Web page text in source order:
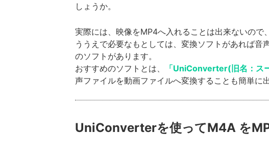
しょうか。
実際には、映像をMP4へ入れることは出来ないの
ううえで必要なもとしては、変換ソフトがあれば
のソフトがあります。
おすすめのソフトとは、
「UniConverter(旧名：ス
声ファイルを動画ファイルへ変換することも簡単に出
UniConverterを使ってM4A を